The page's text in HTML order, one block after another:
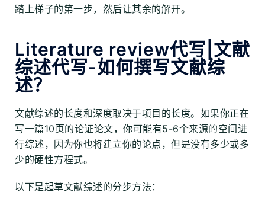
踏上梯子的第一步，然后让其余的解开。
Literature review代写|文献
综述代写-如何撰写文献综
述？
文献综述的长度和深度取决于项目的长度。如果你正在
写一篇10页的论证论文，你可能有5-6个来源的空间进
行综述，因为你也将建立你的论点，但是没有多少或多
少的硬性方程式。
以下是起草文献综述的分步方法：